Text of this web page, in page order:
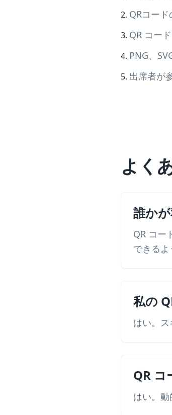
QRコー
QR コー
PNG、
出席者が
よく
誰か
QR コー
できるよ
私の
はい。
QR コ
はい。動